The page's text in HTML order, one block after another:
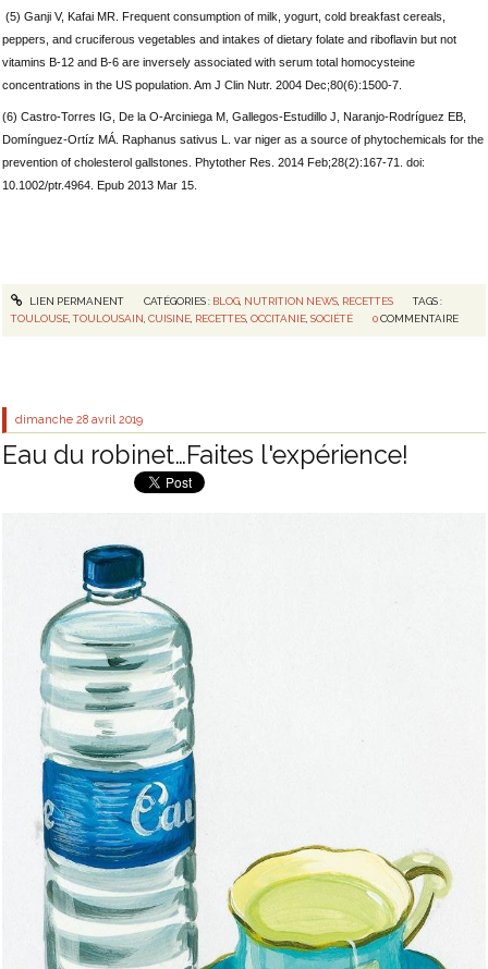
(5) Ganji V, Kafai MR. Frequent consumption of milk, yogurt, cold breakfast cereals,
peppers, and cruciferous vegetables and intakes of dietary folate and riboflavin but not
vitamins B-12 and B-6 are inversely associated with serum total homocysteine
concentrations in the US population. Am J Clin Nutr. 2004 Dec;80(6):1500-7.
(6) Castro-Torres IG, De la O-Arciniega M, Gallegos-Estudillo J, Naranjo-Rodríguez EB,
Domínguez-Ortíz MÁ. Raphanus sativus L. var niger as a source of phytochemicals for the
prevention of cholesterol gallstones. Phytother Res. 2014 Feb;28(2):167-71. doi:
10.1002/ptr.4964. Epub 2013 Mar 15.
LIEN PERMANENT CATÉGORIES : BLOG, NUTRITION NEWS, RECETTES
TAGS :
TOULOUSE ,TOULOUSAIN ,CUISINE RECETTES ,OCCITANIE ,SOCIÉTÉ 0 COMMENTAIRE
dimanche 28 avril 2019
Eau du robinet…Faites l'expérience!